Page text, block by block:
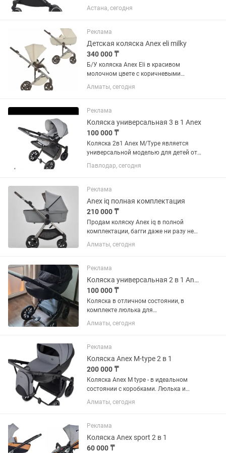
колеса в хорошем состоянии. СРОЧНО
Астана, сегодня
Реклама
Детская коляска Anex eli milky
340 000 ₸
Б/У коляска Anex Eli в красивом
молочном цвете с коричневыми
колесами, редкость состояние очень
хорошее пользовались люлькой 1.5
гарантии коробка покупался за...
Алматы, сегодня
Реклама
Коляска универсальная 3 в 1 Anex
100 000 ₸
Коляска 2в1 Anex M/Type является
универсальной моделью для детей от
рождения до 4 лет. Малышам до 6
месяцев на шасси устанавливают
прогулочный блок. В прогулочном...
Павлодар, сегодня
Реклама
Anex iq полная комплектация
210 000 ₸
Продам коляску Anex iq в полной
комплектации, багги даже ни разу не
использовалась. Рама коляски с
незначительными следами
и легкая, покупали именно из-за ее...
Алматы, сегодня
Реклама
Коляска универсальная 2 в 1 Anex M/Type, черный, графит
100 000 ₸
Коляска в отличном состоянии, в
комплекте люлька для
новорожденного и прогулочный блок,
цвет смотрится очень стильно,
сломан замок Нижняя корзина в
комплекте,...
Алматы, сегодня
Реклама
Коляска Anex M-type 2 в 1
200 000 ₸
Коляска Anex M type - в идеальном
состоянии с коробками. Люлька и
прогулочный блок серого богатого
Алматы, сегодня
Реклама
Коляска Anex sport 2 в 1
60 000 ₸